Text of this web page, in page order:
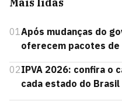
01Após mudanças do
oferecem pacotes de
02IPVA 2026: confira o
cada estado do Brasil